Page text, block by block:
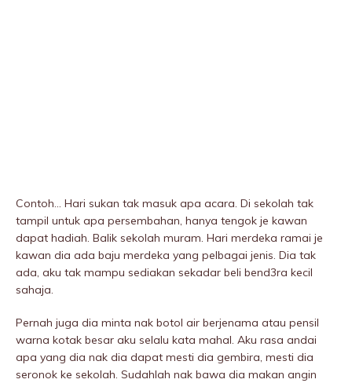
Contoh… Hari sukan tak masuk apa acara. Di sekolah tak
tampil untuk apa persembahan, hanya tengok je kawan
dapat hadiah. Balik sekolah muram. Hari merdeka ramai je
kawan dia ada baju merdeka yang pelbagai jenis. Dia tak
ada, aku tak mampu sediakan sekadar beli bend3ra kecil
sahaja.
Pernah juga dia minta nak botol air berjenama atau pensil
warna kotak besar aku selalu kata mahal. Aku rasa andai
apa yang dia nak dia dapat mesti dia gembira, mesti dia
seronok ke sekolah. Sudahlah nak bawa dia makan angin